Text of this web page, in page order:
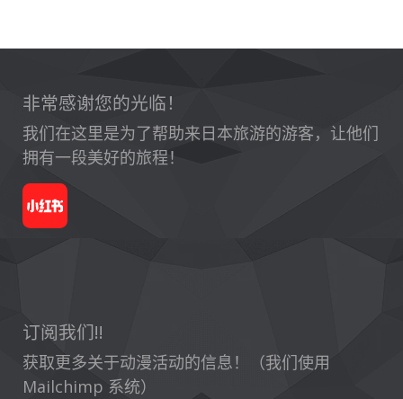
非常感谢您的光临！
我们在这里是为了帮助来日本旅游的游客，让他们
拥有一段美好的旅程！
订阅我们!!
获取更多关于动漫活动的信息！（我们使用
Mailchimp 系统）